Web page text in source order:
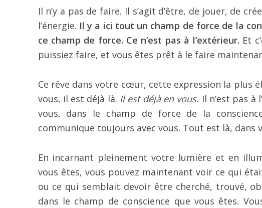
Il n’y a pas de faire. Il s’agit d’être, de jouer, de
l’énergie. Il y a ici tout un champ de force de la
ce champ de force. Ce n’est pas à l’extérieur. Et
puissiez faire, et vous êtes prêt à le faire
Ce rêve dans votre cœur, cette expression la plus
vous, il est déjà là. Il est déjà en vous. Il n’est pas à
vous, dans le champ de force de la
communique toujours avec vous. Tout est là, dans
En incarnant pleinement votre lumière et en
vous êtes, vous pouvez maintenant voir ce qui
ou ce qui semblait devoir être cherché, trouvé,
dans le champ de conscience que vous êtes.